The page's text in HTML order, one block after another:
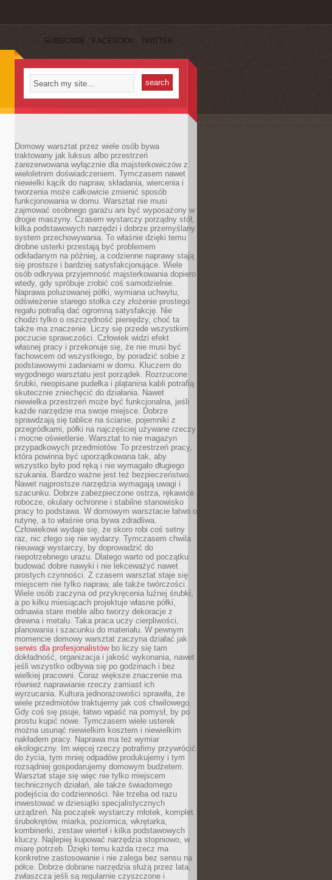
SUBSCRIBE FACEBOOK TWITTER
Domowy warsztat przez wiele osób bywa
traktowany jak luksus albo przestrzeń
zarezerwowana wyłącznie dla majsterkowiczów z
wieloletnim doświadczeniem. Tymczasem nawet
niewielki kącik do napraw, składania, wiercenia i
tworzenia może całkowicie zmienić sposób
funkcjonowania w domu. Warsztat nie musi
zajmować osobnego garażu ani być wyposażony w
drogie maszyny. Czasem wystarczy porządny stół,
kilka podstawowych narzędzi i dobrze przemyślany
system przechowywania. To właśnie dzięki temu
drobne usterki przestają być problemem
odkładanym na później, a codzienne naprawy stają
się prostsze i bardziej satysfakcjonujące. Wiele
osób odkrywa przyjemność majsterkowania dopiero
wtedy, gdy spróbuje zrobić coś samodzielnie.
Naprawa poluzowanej półki, wymiana uchwytu,
odświeżenie starego stołka czy złożenie prostego
regału potrafią dać ogromną satysfakcję. Nie
chodzi tylko o oszczędność pieniędzy, choć ta
także ma znaczenie. Liczy się przede wszystkim
poczucie sprawczości. Człowiek widzi efekt
własnej pracy i przekonuje się, że nie musi być
fachowcem od wszystkiego, by poradzić sobie z
podstawowymi zadaniami w domu. Kluczem do
wygodnego warsztatu jest porządek. Rozrzucone
śrubki, nieopisane pudełka i plątanina kabli potrafią
skutecznie zniechęcić do działania. Nawet
niewielka przestrzeń może być funkcjonalna, jeśli
każde narzędzie ma swoje miejsce. Dobrze
sprawdzają się tablice na ścianie, pojemniki z
przegródkami, półki na najczęściej używane rzeczy
i mocne oświetlenie. Warsztat to nie magazyn
przypadkowych przedmiotów. To przestrzeń pracy,
która powinna być uporządkowana tak, aby
wszystko było pod ręką i nie wymagało długiego
szukania. Bardzo ważne jest też bezpieczeństwo.
Nawet najprostsze narzędzia wymagają uwagi i
szacunku. Dobrze zabezpieczone ostrza, rękawice
robocze, okulary ochronne i stabilne stanowisko
pracy to podstawa. W domowym warsztacie łatwo o
rutynę, a to właśnie ona bywa zdradliwa.
Człowiekowi wydaje się, że skoro robi coś setny
raz, nic złego się nie wydarzy. Tymczasem chwila
nieuwagi wystarczy, by doprowadzić do
niepotrzebnego urazu. Dlatego warto od początku
budować dobre nawyki i nie lekceważyć nawet
prostych czynności. Z czasem warsztat staje się
miejscem nie tylko napraw, ale także twórczości.
Wiele osób zaczyna od przykręcenia luźnej śrubki,
a po kilku miesiącach projektuje własne półki,
odnawia stare meble albo tworzy dekoracje z
drewna i metalu. Taka praca uczy cierpliwości,
planowania i szacunku do materiału. W pewnym
momencie domowy warsztat zaczyna działać jak
serwis dla profesjonalistówbo liczy się tam
dokładność, organizacja i jakość wykonania, nawet
jeśli wszystko odbywa się po godzinach i bez
wielkiej pracowni. Coraz większe znaczenie ma
również naprawianie rzeczy zamiast ich
wyrzucania. Kultura jednorazowości sprawiła, że
wiele przedmiotów traktujemy jak coś chwilowego.
Gdy coś się psuje, łatwo wpaść na pomysł, by po
prostu kupić nowe. Tymczasem wiele usterek
można usunąć niewielkim kosztem i niewielkim
nakładem pracy. Naprawa ma też wymiar
ekologiczny. Im więcej rzeczy potrafimy przywrócić
do życia, tym mniej odpadów produkujemy i tym
rozsądniej gospodarujemy domowym budżetem.
Warsztat staje się więc nie tylko miejscem
technicznych działań, ale także świadomego
podejścia do codzienności. Nie trzeba od razu
inwestować w dziesiątki specjalistycznych
urządzeń. Na początek wystarczy młotek, komplet
śrubokrętów, miarka, poziomica, wkrętarka,
kombinerki, zestaw wierteł i kilka podstawowych
kluczy. Najlepiej kupować narzędzia stopniowo, w
miarę potrzeb. Dzięki temu każda rzecz ma
konkretne zastosowanie i nie zalega bez sensu na
półce. Dobrze dobrane narzędzia służą przez lata,
zwłaszcza jeśli są regularnie czyszczone i